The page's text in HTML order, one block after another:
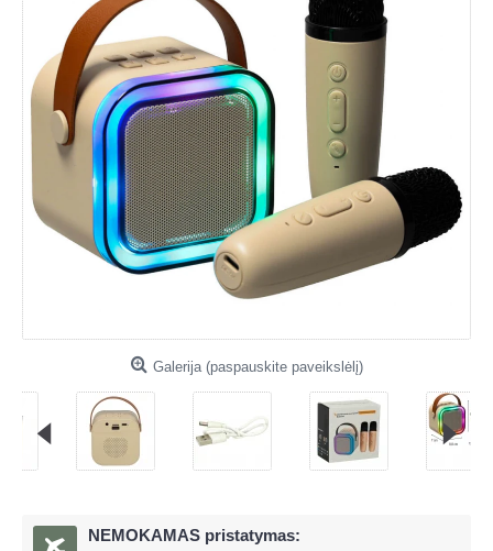
Galerija (paspauskite paveikslėlį)
NEMOKAMAS pristatymas: